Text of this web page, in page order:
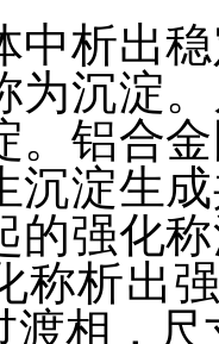
中析出
为沉淀
。铝合
沉淀生
的强化
称析出
相，